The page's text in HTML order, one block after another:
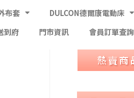
布套
DULCON德爾康電動床
到府
門市資訊 會員訂單查詢